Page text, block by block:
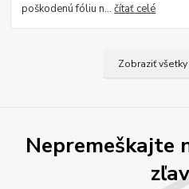
poškodenú fóliu n...čítať celé
Zobraziť
Nepremeškajte